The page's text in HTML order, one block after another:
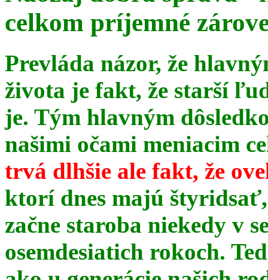
celkom príjemné
Prevláda názor, že
života je fakt, že starší
je. Tým hlavným
našimi očami meniacim
trvá dlhšie ale fakt, že
ktorí dnes majú
začne staroba niekedy v
osemdesiatich rokoch.